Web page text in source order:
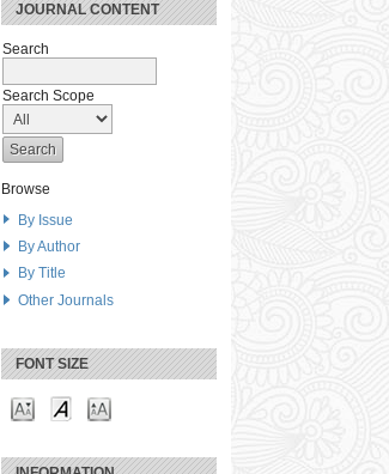
JOURNAL CONTENT
Search
Search Scope
Browse
By Issue
By Author
By Title
Other Journals
FONT SIZE